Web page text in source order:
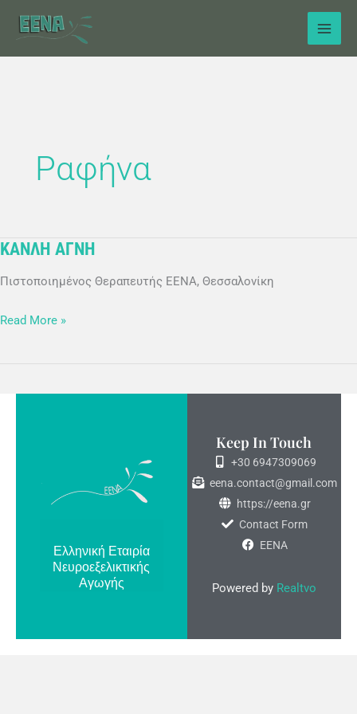
στο
Ραφήνα
ΚΑΝΛΗ ΑΓΝΗ
Πιστοποιημένος Θεραπευτής ΕΕΝΑ, Θεσσαλονίκη
ΚΑΝΛΗ
Read More »
Ελληνική Εταιρία
Νευροεξελικτικής
Αγωγής
Keep In Touch
+30 6947309069
eena.contact@gmail.com
https://eena.gr
Contact Form
ΕΕΝΑ
Powered by Realtvo